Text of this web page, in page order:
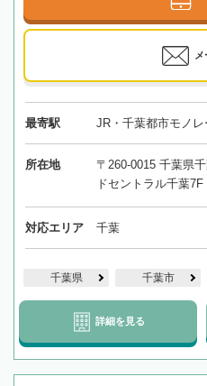
最寄駅 JR・千葉都市モノ
所在地
〒260-0015 千葉県
ドセントラル千葉7F
対応エリア 千葉
千葉県 千葉市
詳細を見る